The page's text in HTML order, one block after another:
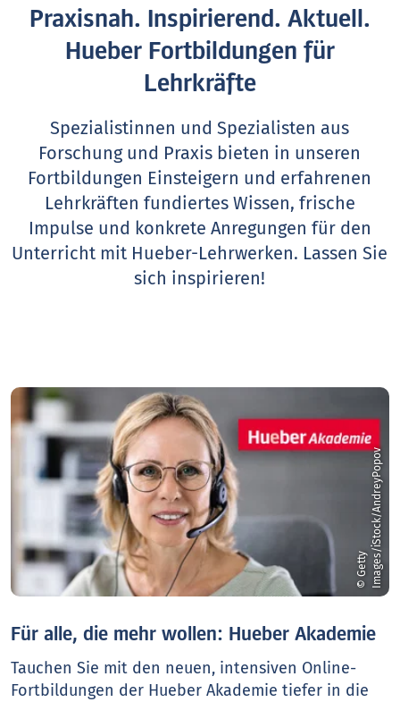
Praxisnah. Inspirierend. Aktuell.
Hueber Fortbildungen für
Lehrkräfte
Spezialistinnen und Spezialisten aus
Forschung und Praxis bieten in unseren
Fortbildungen Einsteigern und erfahrenen
Lehrkräften fundiertes Wissen, frische
Impulse und konkrete Anregungen für den
Unterricht mit Hueber-Lehrwerken. Lassen Sie
sich inspirieren!
©
G
e
t
t
y
I
m
a
g
e
s
/
i
S
t
o
c
k
/
A
n
d
r
e
y
P
o
p
ov
Für alle, die mehr wollen: Hueber Akademie
Tauchen Sie mit den neuen, intensiven Online-
Fortbildungen der Hueber Akademie tiefer in die